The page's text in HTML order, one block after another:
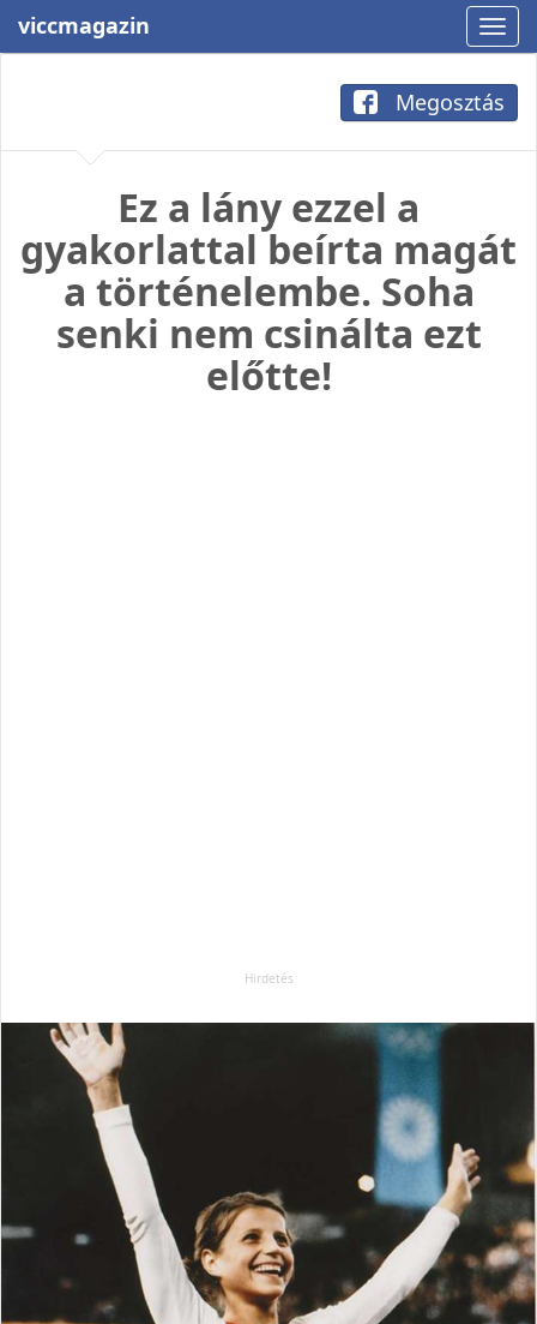
viccmagazin
Megosztás
Ez a lány ezzel a
gyakorlattal beírta magát
a történelembe. Soha
senki nem csinálta ezt
előtte!